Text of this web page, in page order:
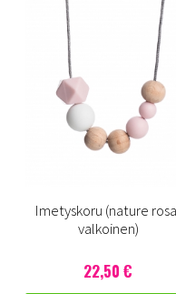
Imetyskoru (nature
valkoinen)
22,50 €